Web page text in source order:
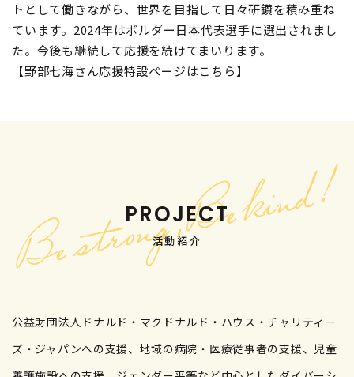
トとして働きながら、世界を目指して日々研鑽を積み重ね
ています。2024年はボルダー日本代表選手に選出されまし
た。今後も継続して応援を続けてまいります。
【野部七海さん応援特設ページはこちら】
PROJECT
活動紹介
公益財団法人ドナルド・マクドナルド・ハウス・チャリティー
ズ・ジャパンへの支援、地域の病院・医療従事者の支援、児童